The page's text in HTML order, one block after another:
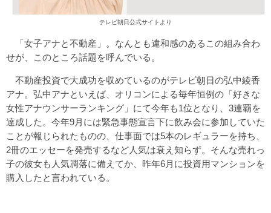
テレビ朝日公式サイトより
「女子アナと不動産」。なんとも違和感のあるこの組み合わ
せが、このところ話題を呼んでいる。
不動産投資で大成功を収めているのがテレビ朝日の弘中綾香
アナ。弘中アナといえば、オリコンによる毎年恒例の「好きな
女性アナウンサーランキング」にて今年も1位となり、3連覇を
達成した。今年9月には緊急事態宣言下に飲み会に参加していた
ことが報じられたものの、仕事面では5本のレギュラーを持ち、
2冊のエッセーを発売するなど人気は衰え知らず。そんな売れっ
子の彼女も人気凋落に備えてか、昨年6月に投資用マンションを
購入したと言われている。